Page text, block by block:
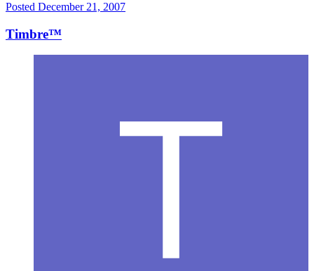
Posted December 21, 2007
Timbre™